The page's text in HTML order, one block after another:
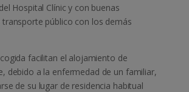
Hospital Clínic y con buenas
transporte público con los demás
facilitan el alojamiento de
debido a la enfermedad de un familiar,
de su lugar de residencia habitual